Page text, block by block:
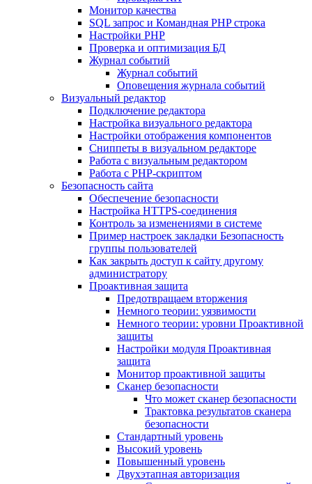
Монитор качества
SQL запрос и Командная PHP строка
Настройки PHP
Проверка и оптимизация БД
Журнал событий
Журнал событий
Оповещения журнала событий
Визуальный редактор
Подключение редактора
Настройка визуального редактора
Настройки отображения компонентов
Сниппеты в визуальном редакторе
Работа с визуальным редактором
Работа с PHP-скриптом
Безопасность сайта
Обеспечение безопасности
Настройка HTTPS-соединения
Контроль за изменениями в системе
Пример настроек закладки Безопасность
группы пользователей
Как закрыть доступ к сайту другому
администратору
Проактивная защита
Предотвращаем вторжения
Немного теории: уязвимости
Немного теории: уровни Проактивной
защиты
Настройки модуля Проактивная
защита
Монитор проактивной защиты
Сканер безопасности
Что может сканер безопасности
Трактовка результатов сканера
безопасности
Стандартный уровень
Высокий уровень
Повышенный уровень
Двухэтапная авторизация